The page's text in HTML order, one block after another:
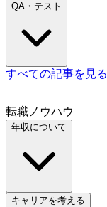
QA・テスト
すべての記事を見る
転職ノウハウ
年収について
キャリアを考える